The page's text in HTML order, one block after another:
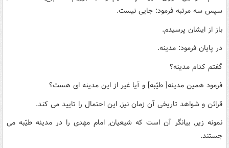
سپس سه مرتبه فرمود: جایی نیست.
باز از ایشان پرسیدم.
در پایان فرمود: مدینه.
گفتم کدام مدینه؟
فرمود همین مدینه[ طیّبه] و آیا غیر از این مدینه ای هست؟
قرائن و شواهد تاریخی آن زمان نیز, این احتمال را تایید می کند.
نمونه زیر, بیانگر آن است که شیعیان, امام مهدی را در مدینه طیّبه می
جستند.